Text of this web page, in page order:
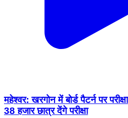
महेश्वर: खरगोन में बोर्ड पैटर्न पर
38 हजार छात्र देंगे परीक्षा